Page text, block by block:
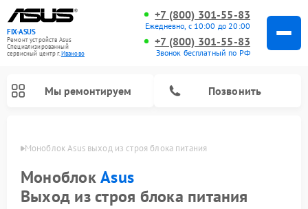
FIX-ASUS
Ремонт устройств Asus
Специализированный
cервисный центр г.Иваново
+7 (800) 301-55-83
Ежедневно, с 10:00 до 20:00
+7 (800) 301-55-83
Звонок бесплатный по РФ
Мы ремонтируем Позвонить
Моноблок Asus выход из строя блока питания
МоноблокAsus
Выход из строя блока питания